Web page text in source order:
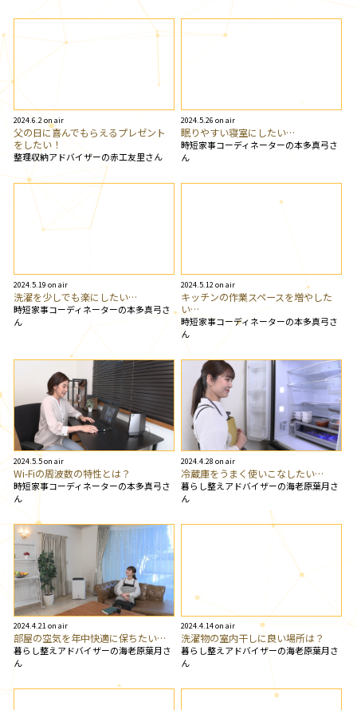
2024.6.2 on air
父の日に喜んでもらえるプレゼント
をしたい！
整理収納アドバイザーの赤工友里さん
2024.5.26 on air
眠りやすい寝室にしたい…
時短家事コーディネーターの本多真弓さ
ん
2024.5.19 on air
洗濯を少しでも楽にしたい…
時短家事コーディネーターの本多真弓さ
ん
2024.5.12 on air
キッチンの作業スペースを増やした
い…
時短家事コーディネーターの本多真弓さ
ん
2024.5.5 on air
Wi-Fiの周波数の特性とは？
時短家事コーディネーターの本多真弓さ
ん
2024.4.28 on air
冷蔵庫をうまく使いこなしたい…
暮らし整えアドバイザーの海老原葉月さ
ん
2024.4.21 on air
部屋の空気を年中快適に保ちたい…
暮らし整えアドバイザーの海老原葉月さ
ん
2024.4.14 on air
洗濯物の室内干しに良い場所は？
暮らし整えアドバイザーの海老原葉月さ
ん